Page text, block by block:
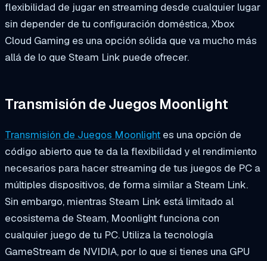
flexibilidad de jugar en streaming desde cualquier lugar
sin depender de tu configuración doméstica, Xbox
Cloud Gaming es una opción sólida que va mucho más
allá de lo que Steam Link puede ofrecer.
Transmisión de Juegos Moonlight
Transmisión de Juegos Moonlight es una opción de
código abierto que te da la flexibilidad y el rendimiento
necesarios para hacer streaming de tus juegos de PC a
múltiples dispositivos, de forma similar a Steam Link.
Sin embargo, mientras Steam Link está limitado al
ecosistema de Steam, Moonlight funciona con
cualquier juego de tu PC. Utiliza la tecnología
GameStream de NVIDIA, por lo que si tienes una GPU